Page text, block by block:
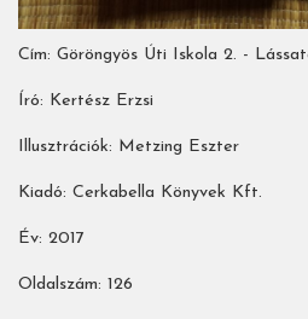
Cím: Göröngyös Úti Iskola 2. -
Író: Kertész Erzsi
Illusztrációk: Metzing Eszter
Kiadó: Cerkabella Könyvek Kft.
Év: 2017
Oldalszám: 126